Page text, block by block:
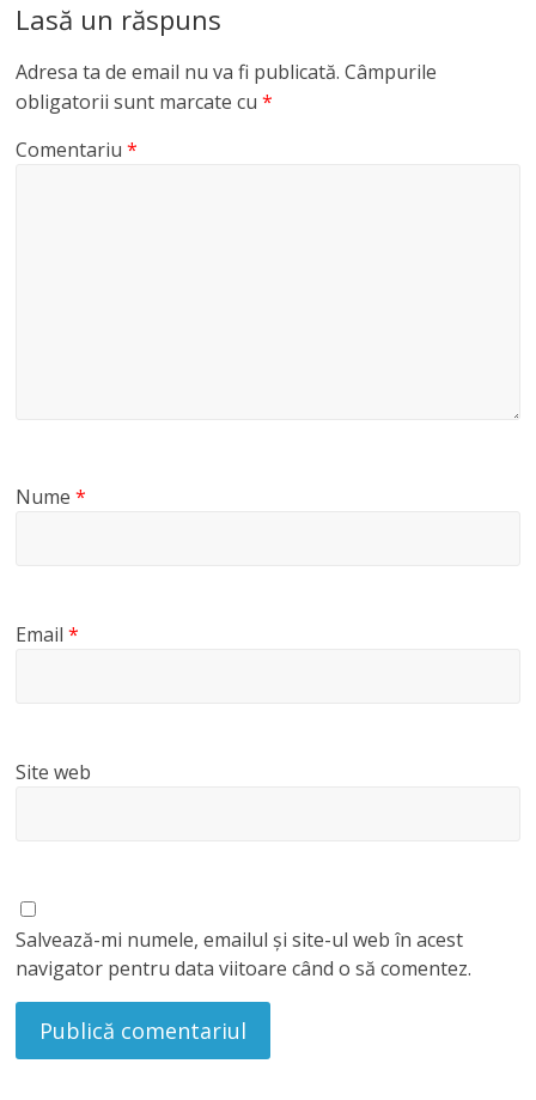
Lasă un răspuns
Adresa ta de email nu va fi publicată. Câmpurile
obligatorii sunt marcate cu*
Comentariu*
Nume*
Email*
Site web
Salvează-mi numele, emailul și site-ul web în acest
navigator pentru data viitoare când o să comentez.